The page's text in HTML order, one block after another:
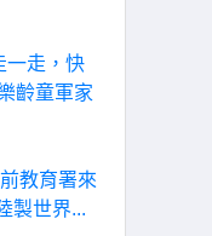
一走，快
齡童軍家
教育署來
製世界...